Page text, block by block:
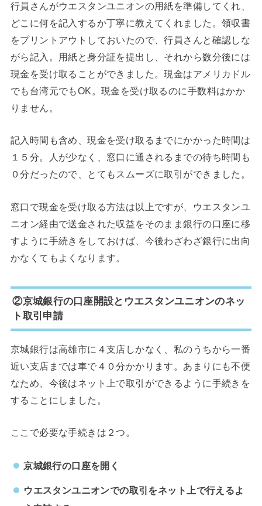
行員さんがウエスタンユニオンの用紙を準備してくれ、
どこに何を記入するか丁寧に教えてくれました。領収書
をプリントアウトしておいたので、行員さんと確認しな
がら記入。用紙と身分証を提出し、それから数分後には
現金を受け取ることができました。現金はアメリカドル
でも台湾元でもOK。現金を受け取るのに手数料はかか
りません。
記入時間も含め、現金を受け取るまでにかかった時間は
１５分。人が少なく、窓口に通されるまでの待ち時間も
０分だったので、とてもスムーズに取引ができました。
窓口で現金を受け取る方法は以上ですが、ウエスタンユ
ニオン経由で送金された収益をそのまま銀行の口座に移
すように手続きをしておけば、今後わざわざ銀行に出向
かなくてもよくなります。
②京城銀行の口座開設とウエスタンユニオンのネッ
ト取引申請
京城銀行は高雄市に４支店しかなく、私のうちから一番
近い支店までは車で４０分かかります。あまりにも不便
なため、今後はネット上で取引ができるように手続きを
することにしました。
ここで必要な手続きは２つ。
京城銀行の口座を開く
ウエスタンユニオンでの取引をネット上で行えるよ